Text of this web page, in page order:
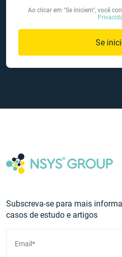
Ao clicar em "Se iniciem", você
Se
Subscreva-se para mais
casos de estudo e artigos
Email*